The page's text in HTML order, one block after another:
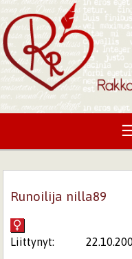
Runoilija nilla89
Liittynyt: